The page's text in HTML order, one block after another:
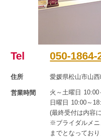
Tel 050-1864-
住所 愛媛県松山市山西
営業時間
火～土曜日 10:00
日曜日 10:00～
(最終受付は内容
※ブライダルメニ
までとなっており